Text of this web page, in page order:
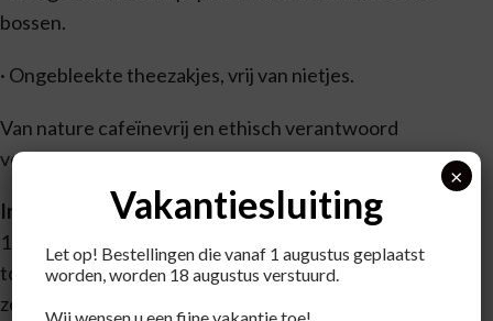
bossen.
· Ongebleekte theezakjes, vrij van nietjes.
Van nature cafeïnevrij en ethisch verantwoord
verkregen.
Ingredienten
100% biologisch geteelde ingrediënten: bloeiende
toppen van HAVER (30%), kamillebloem,
zoethoutwortel, lavendelbloem (14%), lindebloesem
Vakantiesluiting
Let op! Bestellingen die vanaf 1 augustus geplaatst
worden, worden 18 augustus verstuurd.
Wij wensen u een fijne vakantie toe!
×